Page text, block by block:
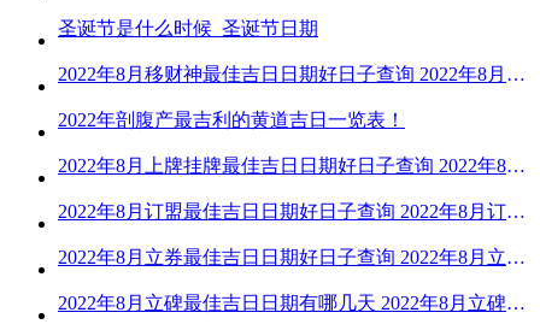
圣诞节是什么时候_圣诞节日期
2022年8月移财神最佳吉日日期好日子查询 2022年8月移财神吉日一览
2022年剖腹产最吉利的黄道吉日一览表！
2022年8月上牌挂牌最佳吉日日期好日子查询 2022年8月上牌吉日精选
2022年8月订盟最佳吉日日期好日子查询 2022年8月订盟黄道吉日一览
2022年8月立券最佳吉日日期好日子查询 2022年8月立券的黄道吉日一览
2022年8月立碑最佳吉日日期有哪几天 2022年8月立碑吉日查询